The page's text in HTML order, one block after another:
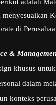
adalah
di
&
khusus
dalam
konteks